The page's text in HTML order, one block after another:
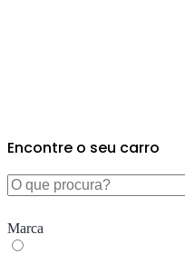
Encontre o seu carro
Marca